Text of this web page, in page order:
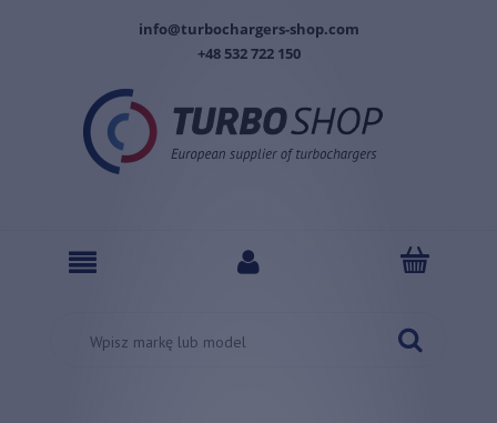
info@turbochargers-shop.com
+48 532 722 150